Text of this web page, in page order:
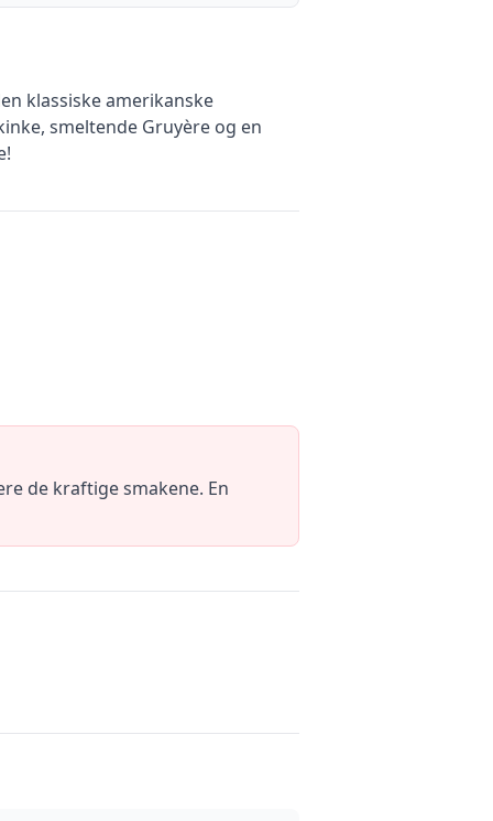
klassiske amerikanske
smeltende Gruyère og en
de kraftige smakene. En